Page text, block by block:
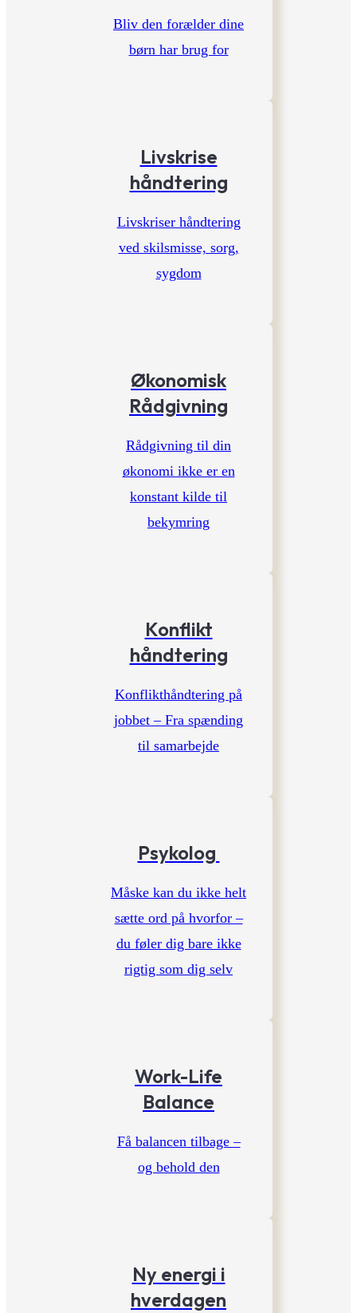
Bliv den forælder dine
børn har brug for
Livskrise
håndtering
Livskriser håndtering
ved skilsmisse, sorg,
sygdom
Økonomisk
Rådgivning
Rådgivning til din
økonomi ikke er en
konstant kilde til
bekymring
Konflikt
håndtering
Konflikthåndtering på
jobbet – Fra spænding
til samarbejde
Psykolog
Måske kan du ikke helt
sætte ord på hvorfor –
du føler dig bare ikke
rigtig som dig selv
Work-Life
Balance
Få balancen tilbage –
og behold den
Ny energi i
hverdagen